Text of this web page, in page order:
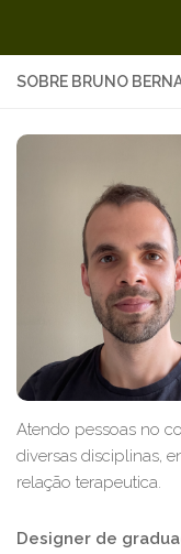
SOBRE BRUNO
Atendo pessoas no
diversas disciplinas,
relação terapeutica.
Designer de